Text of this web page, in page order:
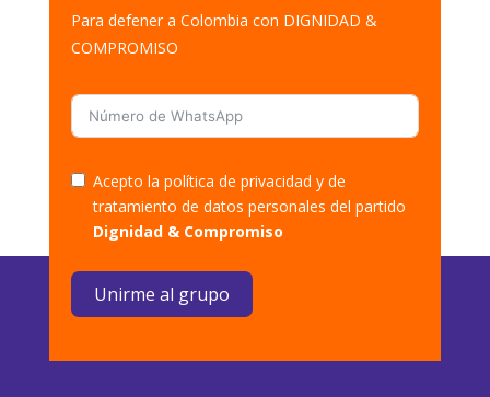
Para defener a Colombia con DIGNIDAD &
COMPROMISO
Acepto la política de privacidad y de
tratamiento de datos personales del partido
Dignidad & Compromiso
Unirme al grupo